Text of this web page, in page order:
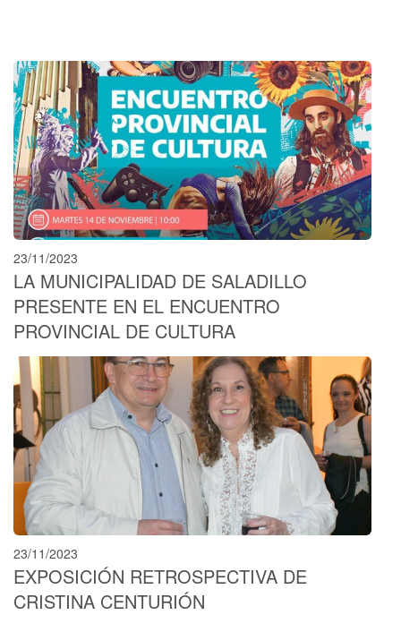
23/11/2023
LA MUNICIPALIDAD DE SALADILLO
PRESENTE EN EL ENCUENTRO
PROVINCIAL DE CULTURA
23/11/2023
EXPOSICIÓN RETROSPECTIVA DE
CRISTINA CENTURIÓN